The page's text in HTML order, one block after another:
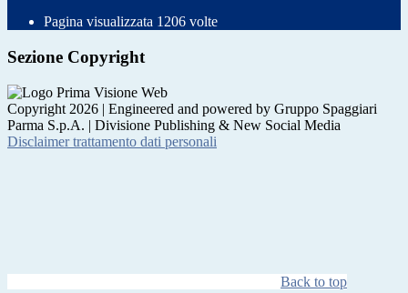
Pagina visualizzata 1206 volte
Sezione Copyright
Copyright 2026 | Engineered and powered by Gruppo Spaggiari
Parma S.p.A. | Divisione Publishing & New Social Media
Disclaimer trattamento dati personali
Back to top